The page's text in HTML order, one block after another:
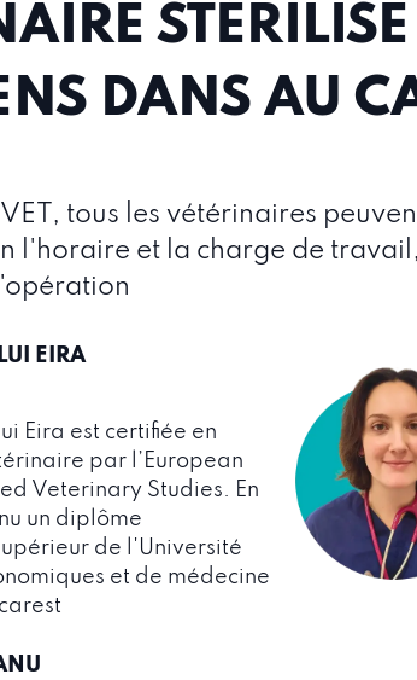
STÉRILISE
DANS AU
tous les vétérinaires
l'horaire et la charge de
EIRA
Eira est certifiée en
par l’European
Veterinary Studies. En
un diplôme
de l'Université
et de médecine